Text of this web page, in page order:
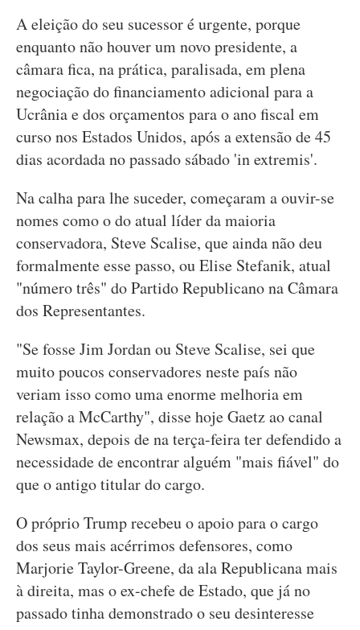
A eleição do seu sucessor é urgente, porque
enquanto não houver um novo presidente, a
câmara fica, na prática, paralisada, em plena
negociação do financiamento adicional para a
Ucrânia e dos orçamentos para o ano fiscal em
curso nos Estados Unidos, após a extensão de 45
dias acordada no passado sábado 'in extremis'.
Na calha para lhe suceder, começaram a ouvir-se
nomes como o do atual líder da maioria
conservadora, Steve Scalise, que ainda não deu
formalmente esse passo, ou Elise Stefanik, atual
"número três" do Partido Republicano na Câmara
dos Representantes.
"Se fosse Jim Jordan ou Steve Scalise, sei que
muito poucos conservadores neste país não
veriam isso como uma enorme melhoria em
relação a McCarthy", disse hoje Gaetz ao canal
Newsmax, depois de na terça-feira ter defendido a
necessidade de encontrar alguém "mais fiável" do
que o antigo titular do cargo.
O próprio Trump recebeu o apoio para o cargo
dos seus mais acérrimos defensores, como
Marjorie Taylor-Greene, da ala Republicana mais
à direita, mas o ex-chefe de Estado, que já no
passado tinha demonstrado o seu desinteresse